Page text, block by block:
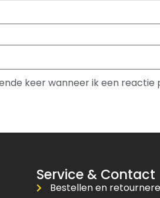
keer wanneer ik een reactie
Service & Contact
Bestellen en